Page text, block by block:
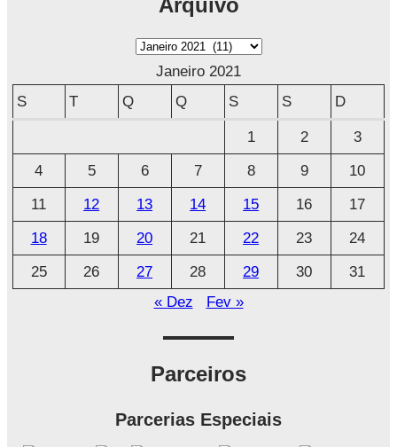
A
v
o
Janeiro 2021
S
T Q Q S S D
1 2
3
4
5 6 7 8 9
10
11
12 13 14 15 16
17
18
19 20 21 22 23
24
25
26 27 28 29 30
31
« Dez
Fev »
Parceiros
Parcerias Especiais